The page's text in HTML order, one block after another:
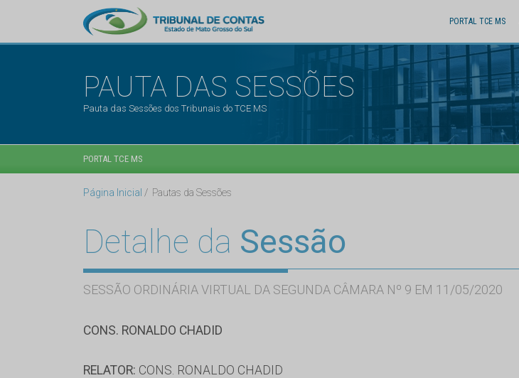
PORTAL TCE MS
PAUTA DAS SESSÕES
Pauta das Sessões dos Tribunais do TCE MS
PORTAL TCE MS
Página Inicial Pautas da Sessões
Detalhe da Sessão
SESSÃO ORDINÁRIA VIRTUAL DA SEGUNDA CÂMARA Nº 9 EM 11/05/2020
CONS. RONALDO CHADID
RELATOR: CONS. RONALDO CHADID